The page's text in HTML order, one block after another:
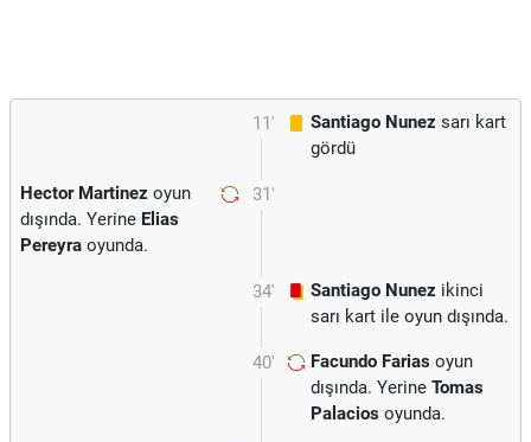
11' Santiago Nunez sarı kart
gördü
31'
Hector Martinez oyun
dışında. Yerine Elias
Pereyra oyunda.
34' Santiago Nunez ikinci
sarı kart ile oyun dışında.
40' Facundo Farias oyun
dışında. Yerine Tomas
Palacios oyunda.